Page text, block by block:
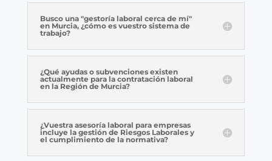
Busco una "gestoría laboral cerca de mí"
en Murcia, ¿cómo es vuestro sistema de
trabajo?
¿Qué ayudas o subvenciones existen
actualmente para la contratación laboral
en la Región de Murcia?
¿Vuestra asesoría laboral para empresas
incluye la gestión de Riesgos Laborales y
el cumplimiento de la normativa?